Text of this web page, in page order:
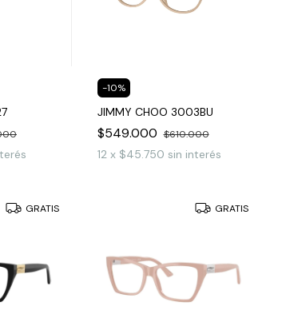
-10%
JIMMY CHOO 3003BU
$549.000 $610.000
12 x $45.750 sin interés
GRATIS GRATIS